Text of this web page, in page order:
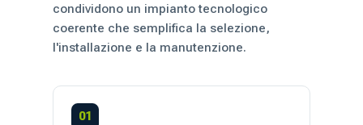
condividono un impianto tecnologico
coerente che semplifica la selezione,
l'installazione e la manutenzione.
01